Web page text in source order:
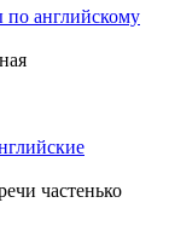
по английскому
частенько